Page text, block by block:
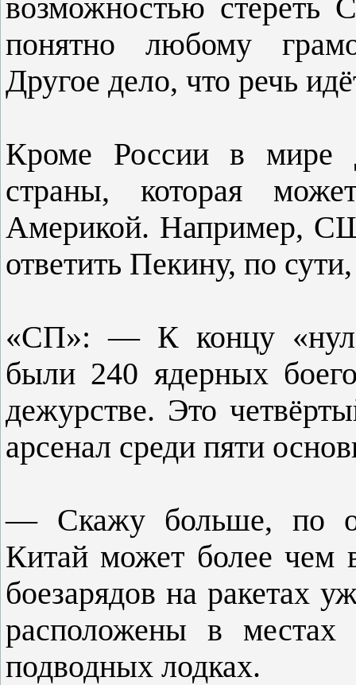
возможностью
понятно любому
Другое дело, что речь
Кроме России в мире
страны, которая
Америкой. Например,
ответить Пекину, по
«СП»: — К концу
были 240 ядерных
дежурстве. Это
арсенал среди пяти
— Скажу больше, по
Китай может более чем
боезарядов на ракетах
расположены в местах
подводных лодках.